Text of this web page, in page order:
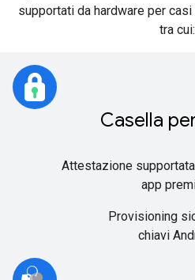
supportati da hardware per
tra cui:
Casella
Attestazione
app
Provisioning
chiavi